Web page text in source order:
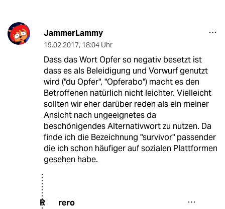
JammerLammy
19.02.2017, 18:04 Uhr
Dass das Wort Opfer so negativ besetzt ist
dass es als Beleidigung und Vorwurf genutzt
wird ("du Opfer", "Opferabo") macht es den
Betroffenen natürlich nicht leichter. Vielleicht
sollten wir eher darüber reden als ein meiner
Ansicht nach ungeeignetes da
beschönigendes Alternativwort zu nutzen. Da
finde ich die Bezeichnung "survivor" passender
die ich schon häufiger auf sozialen Plattformen
gesehen habe.
R rero